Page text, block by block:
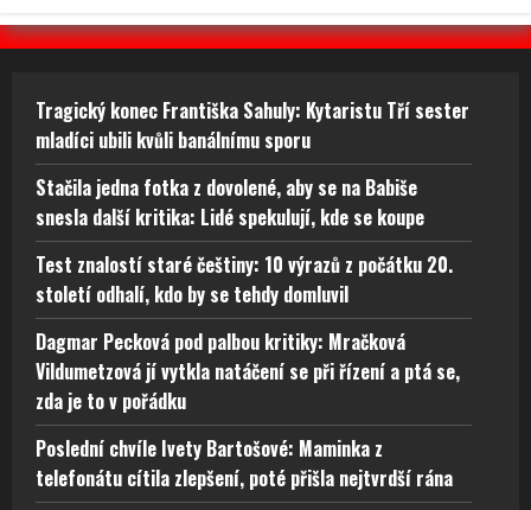
Tragický konec Františka Sahuly: Kytaristu Tří sester
mladíci ubili kvůli banálnímu sporu
Stačila jedna fotka z dovolené, aby se na Babiše
snesla další kritika: Lidé spekulují, kde se koupe
Test znalostí staré češtiny: 10 výrazů z počátku 20.
století odhalí, kdo by se tehdy domluvil
Dagmar Pecková pod palbou kritiky: Mračková
Vildumetzová jí vytkla natáčení se při řízení a ptá se,
zda je to v pořádku
Poslední chvíle Ivety Bartošové: Maminka z
telefonátu cítila zlepšení, poté přišla nejtvrdší rána